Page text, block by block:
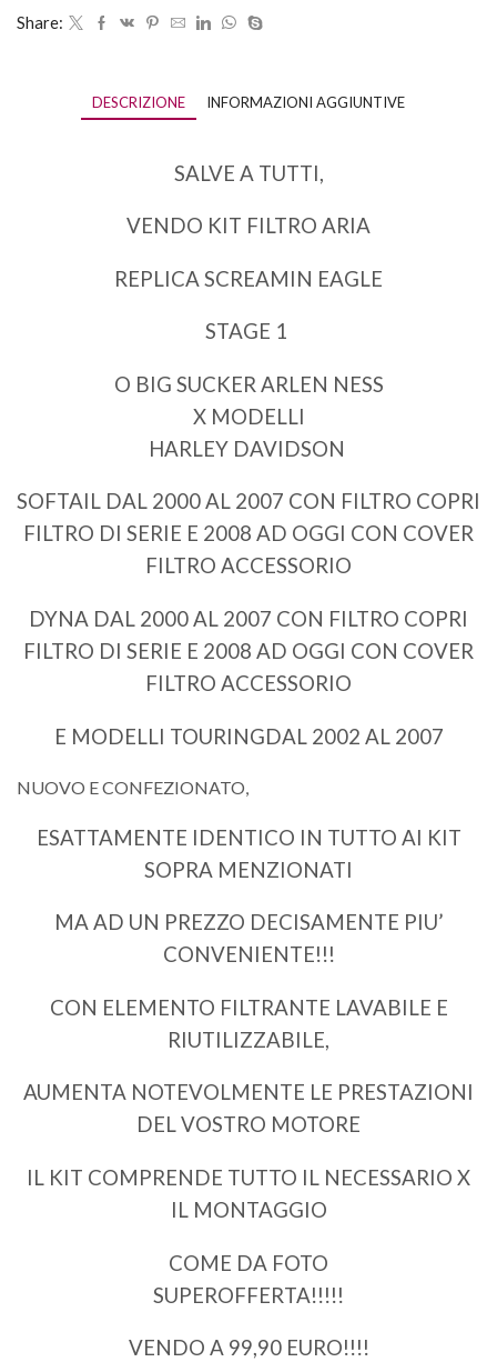
Share:
DESCRIZIONE INFORMAZIONI AGGIUNTIVE
SALVE A TUTTI,
VENDO KIT FILTRO ARIA
REPLICA SCREAMIN EAGLE
STAGE 1
O BIG SUCKER ARLEN NESS
X MODELLI
HARLEY DAVIDSON
SOFTAIL DAL 2000 AL 2007 CON FILTRO COPRI
FILTRO DI SERIE E 2008 AD OGGI CON COVER
FILTRO ACCESSORIO
DYNA DAL 2000 AL 2007 CON FILTRO COPRI
FILTRO DI SERIE E 2008 AD OGGI CON COVER
FILTRO ACCESSORIO
E MODELLI TOURINGDAL 2002 AL 2007
NUOVO E CONFEZIONATO,
ESATTAMENTE IDENTICO IN TUTTO AI KIT
SOPRA MENZIONATI
MA AD UN PREZZO DECISAMENTE PIU’
CONVENIENTE!!!
CON ELEMENTO FILTRANTE LAVABILE E
RIUTILIZZABILE,
AUMENTA NOTEVOLMENTE LE PRESTAZIONI
DEL VOSTRO MOTORE
IL KIT COMPRENDE TUTTO IL NECESSARIO X
IL MONTAGGIO
COME DA FOTO
SUPEROFFERTA!!!!!
VENDO A 99,90 EURO!!!!